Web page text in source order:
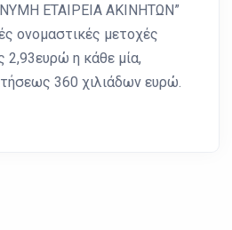
ΕΤΑΙΡΕΙΑ ΑΚΙΝΗΤΩΝ”
ονομαστικές μετοχές
2,93ευρώ η κάθε μία,
360 χιλιάδων ευρώ.